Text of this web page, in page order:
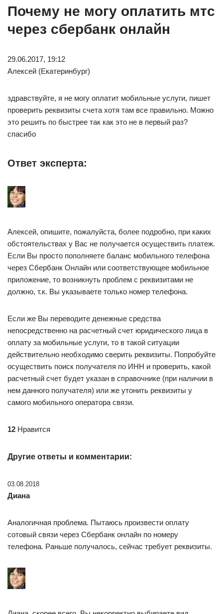
Почему не могу оплатить мтс
через сбербанк онлайн
29.06.2017, 19:12
Алексей (Екатеринбург)
здравствуйте, я не могу оплатит мобильные услуги, пишет
проверить реквизиты счета хотя там все правильно. Можно
это решить по быстрее так как это не в первый раз?
спасибо
Ответ эксперта:
Алексей, опишите, пожалуйста, более подробно, при каких
обстоятельствах у Вас не получается осуществить платеж.
Если Вы просто пополняете баланс мобильного телефона
через Сбербанк Онлайн или соответствующее мобильное
приложение, то возникнуть проблем с реквизитами не
должно, т.к. Вы указываете только номер телефона.
Если же Вы переводите денежные средства
непосредственно на расчетный счет юридического лица в
оплату за мобильные услуги, то в такой ситуации
действительно необходимо сверить реквизиты. Попробуйте
осуществить поиск получателя по ИНН и проверить, какой
расчетный счет будет указан в справочнике (при наличии в
нем данного получателя) или же утонить реквизиты у
самого мобильного оператора связи.
12 Нравится
Другие ответы и комментарии:
03.08.2018
Диана
Аналогичная проблема. Пытаюсь произвести оплату
сотовый связи через Сбербанк онлайн по номеру
телефона. Раньше получалось, сейчас требует реквизиты.